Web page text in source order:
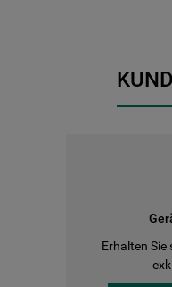
Erhalten Sie